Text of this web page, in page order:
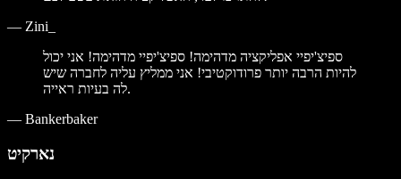
— Zini_
ספיצ'יפיי אפליקציה מדהימה! ספיצ'יפיי מדהימה! אני יכול
להיות הרבה יותר פרודוקטיבי! אני ממליץ עליה לחברה שיש
לה בעיות ראייה.
— Bankerbaker
נארקיט